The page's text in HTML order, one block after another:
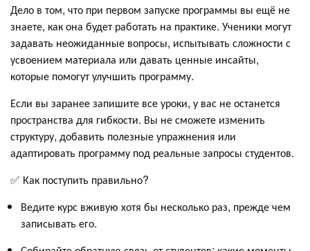
Дело в том, что при первом запуске программы вы ещё не
знаете, как она будет работать на практике. Ученики могут
задавать неожиданные вопросы, испытывать сложности с
усвоением материала или давать ценные инсайты,
которые помогут улучшить программу.
Если вы заранее запишите все уроки, у вас не останется
пространства для гибкости. Вы не сможете изменить
структуру, добавить полезные упражнения или
адаптировать программу под реальные запросы студентов.
✅ Как поступить правильно?
Ведите курс вживую хотя бы несколько раз, прежде чем
записывать его.